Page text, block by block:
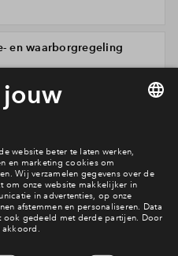
en waarborgregeling
en waarborgregeling